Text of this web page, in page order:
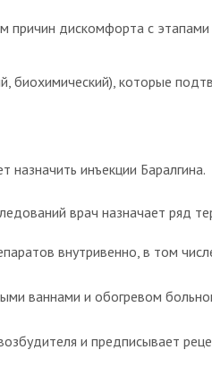
причин дискомфорта с этапами
биохимический), которые
инъекции Баралгина.
врач назначает ряд
внутривенно, в том
ваннами и обогревом
и предписывает